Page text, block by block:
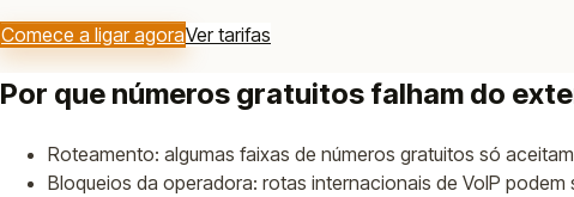
Comece a ligar agoraVer tarifas
Por que números gratuitos falham do
Roteamento: algumas faixas de números gratuitos só
Bloqueios da operadora: rotas internacionais de VoIP podem